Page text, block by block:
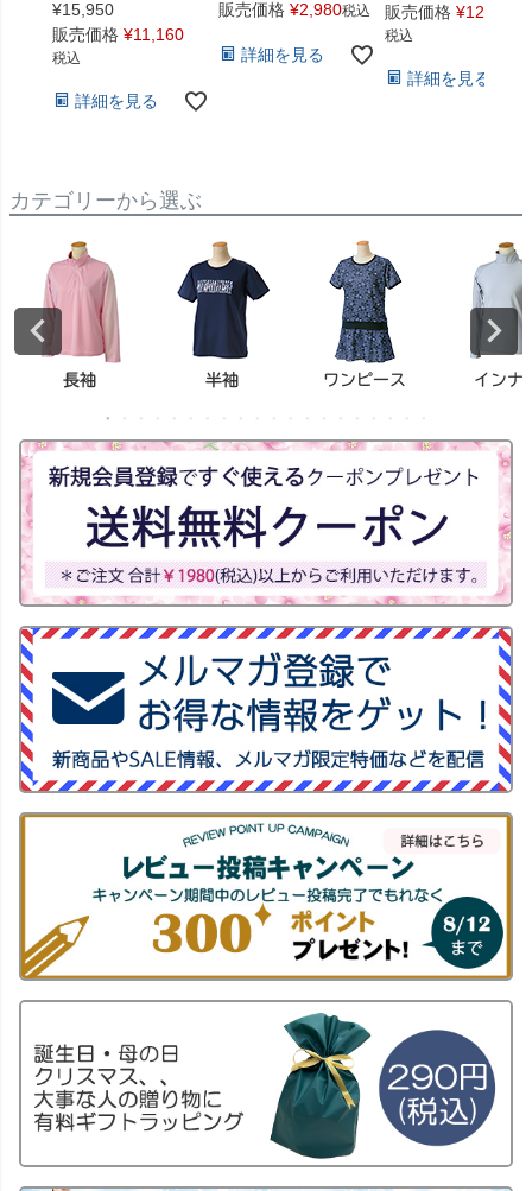
¥15,950
販売価格 ¥11,160
税込
詳細を見る
販売価格 ¥2,980税込
詳細を見る
販売価格 ¥12,760
税込
詳細を見る
カテゴリーから選ぶ